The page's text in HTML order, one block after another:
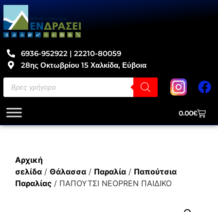
6936-952922 | 22210-80059
28ης Οκτωβρίου 15 Χαλκίδα, Εύβοια
0.00€
Αρχική
σελίδα/ Θάλασσα/ Παραλία/ Παπούτσια
Παραλίας/ ΠΑΠΟΥΤΣΙ NEOPREN ΠΑΙΔΙΚΟ